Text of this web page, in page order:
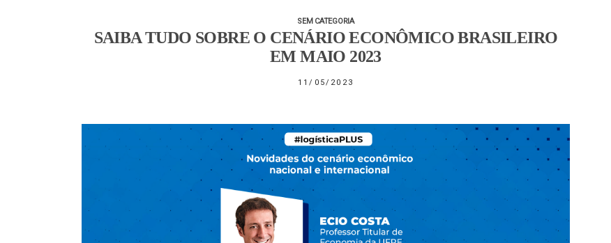
SEM CATEGORIA
SAIBA TUDO SOBRE O CENÁRIO ECONÔMICO BRASILEIRO
EM MAIO 2023
11/05/2023